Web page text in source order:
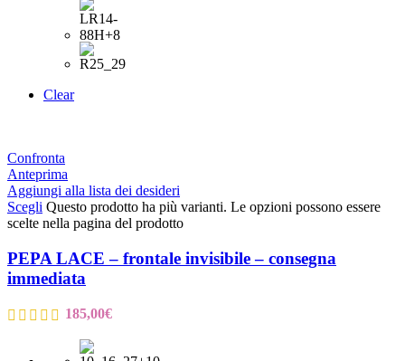
Clear
Confronta
Anteprima
Aggiungi alla lista dei desideri
Scegli Questo prodotto ha più varianti. Le opzioni possono essere
scelte nella pagina del prodotto
PEPA LACE – frontale invisibile – consegna
immediata
185,00€